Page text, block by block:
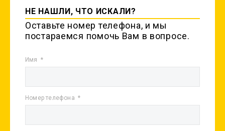
НЕ НАШЛИ, ЧТО ИСКАЛИ?
Оставьте номер телефона, и мы
постараемся помочь Вам в вопросе.
Имя
Номер телефона